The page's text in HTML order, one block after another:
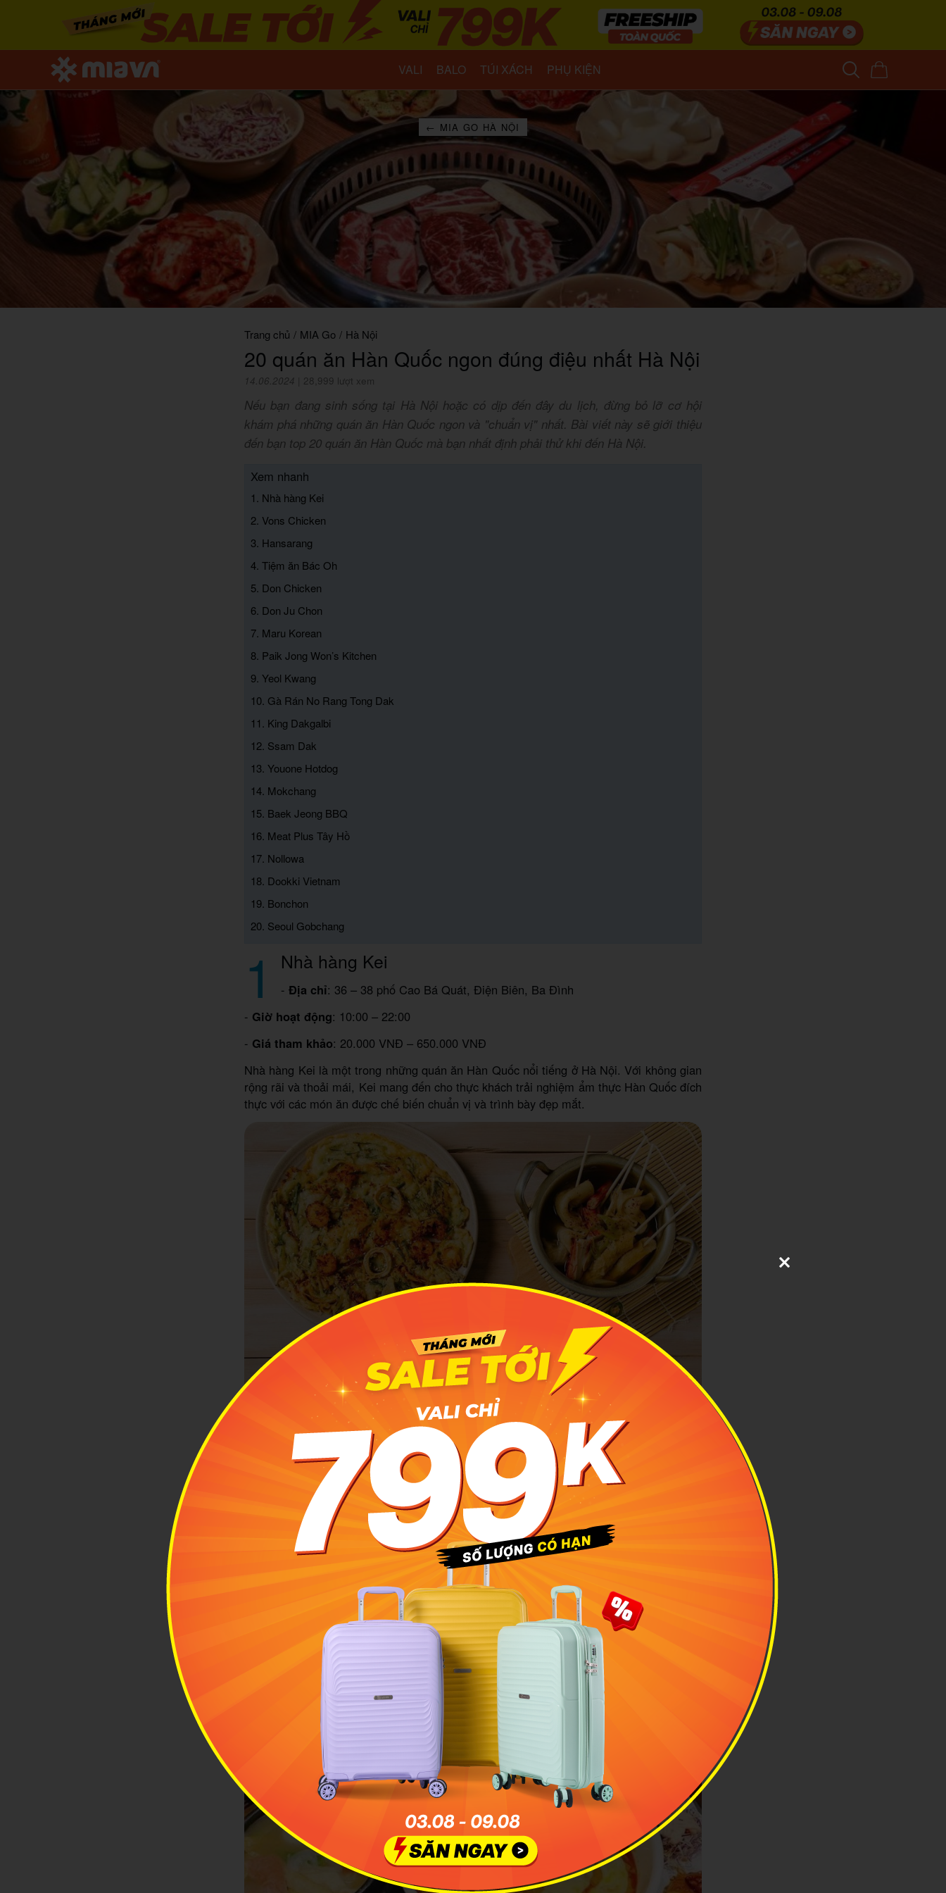
VALI BALO TÚI XÁCH PHỤ KIỆN
← MIA GO HÀ NỘI
Trang chủ / MIA Go / Hà Nội
20 quán ăn Hàn Quốc ngon đúng điệu nhất Hà Nội
14.06.2024 28,999 lượt xem
Nếu bạn đang sinh sống tại Hà Nội hoặc có dịp đến đây du lịch, đừng bỏ lỡ cơ hội
khám phá những quán ăn Hàn Quốc ngon và "chuẩn vị" nhất. Bài viết này sẽ giới thiệu
đến bạn top 20 quán ăn Hàn Quốc mà bạn nhất định phải thử khi đến Hà Nội.
Xem nhanh
1. Nhà hàng Kei
2. Vons Chicken
3. Hansarang
4. Tiệm ăn Bác Oh
5. Don Chicken
6. Don Ju Chon
7. Maru Korean
8. Paik Jong Won’s Kitchen
9. Yeol Kwang
10. Gà Rán No Rang Tong Dak
11. King Dakgalbi
12. Ssam Dak
13. Youone Hotdog
14. Mokchang
15. Baek Jeong BBQ
16. Meat Plus Tây Hồ
17. Nollowa
18. Dookki Vietnam
19. Bonchon
20. Seoul Gobchang
1 Nhà hàng Kei
- Địa chỉ: 36 – 38 phố Cao Bá Quát, Điện Biên, Ba Đình
- Giờ hoạt động: 10:00 – 22:00
- Giá tham khảo: 20.000 VNĐ – 650.000 VNĐ
Nhà hàng Kei là một trong những quán ăn Hàn Quốc nổi tiếng ở Hà Nội. Với không gian
rộng rãi và thoải mái, Kei mang đến cho thực khách trải nghiệm ẩm thực Hàn Quốc đích
thực với các món ăn được chế biến chuẩn vị và trình bày đẹp mắt.
Nhà hàng Kei là một trong những quán ăn Hàn Quốc nổi tiếng ở Hà Nội. Ảnh: Kei
: 126 phố Trung Hòa, Yên Hoà, Cầu Giấy
Giờ hoạt động: 10:00 – 23:00
Giá tham khảo : 20.000 VNĐ – 560.000 VNĐ
Vons Chicken là quán gà Hàn Quốc nổi tiếng với các món gà rán, gà cay sốt phomai và
tokbokki. Không gian trẻ trung, thực đơn đa dạng và hương vị đặc trưng khiến Vons
Chicken trở thành điểm đến yêu thích của nhiều thực khách.